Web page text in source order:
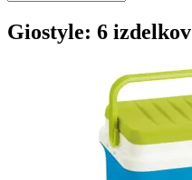
Giostyle: 6 izdelkov